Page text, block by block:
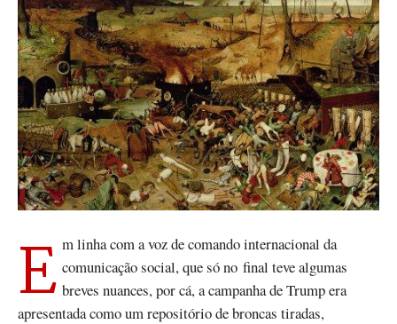
Em linha com a voz de comando internacional da comunicação social, que só no final teve algumas
breves nuances, por cá, a campanha de Trump era
apresentada como um repositório de broncas tiradas,